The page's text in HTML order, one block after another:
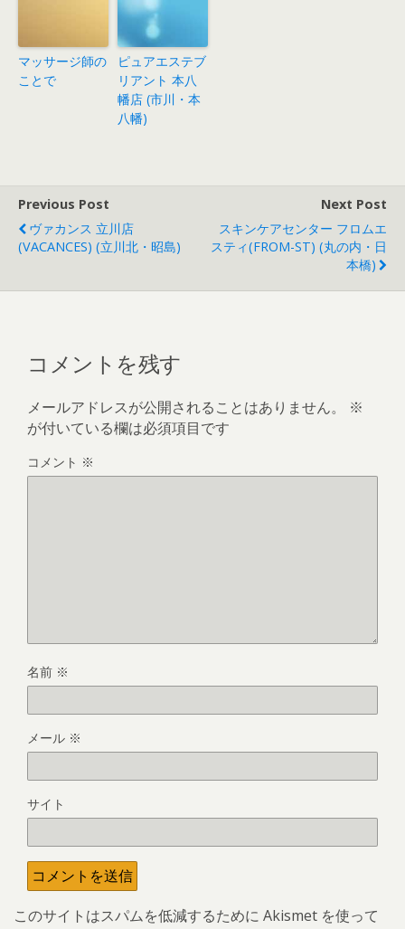
マッサージ師の
ことで
ピュアエステブ
リアント 本八
幡店 (市川・本
八幡)
Previous Post
ヴァカンス 立川店
(VACANCES) (立川北・昭島)
Next Post
スキンケアセンター フロムエ
スティ(FROM-ST) (丸の内・日
本橋)
コメントを残す
メールアドレスが公開されることはありません。
※
が付いている欄は必須項目です
コメント ※
名前 ※
メール ※
サイト
このサイトはスパムを低減するために Akismet を使って